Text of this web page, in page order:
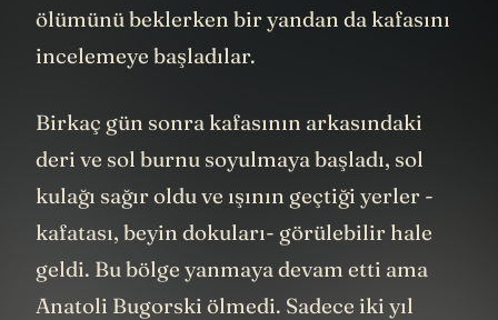
ölümünü beklerken bir yandan da kafasını
incelemeye başladılar.
Birkaç gün sonra kafasının arkasındaki
deri ve sol burnu soyulmaya başladı, sol
kulağı sağır oldu ve ışının geçtiği yerler -
kafatası, beyin dokuları- görülebilir hale
geldi. Bu bölge yanmaya devam etti ama
Anatoli Bugorski ölmedi. Sadece iki yıl